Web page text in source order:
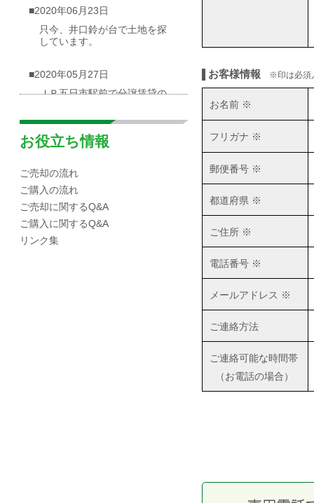
■2020年06月23日
只今、井口鈴が台で土地を探
しています。
■2020年05月27日
ＪＲ五日市駅前で分譲賃貸の
■2020年05月03日
ョンの概要
■2020年04月30日
☆海が見渡せる一戸建て（売
却物件）を募集しています！
お役立ち情報
ご売却の流れ
ご購入の流れ
ご売却に関するQ&A
ご購入に関するQ&A
リンク集
お客様情報 ※印は必須
お名前 ※
フリガナ ※
郵便番号 ※
都道府県 ※
ご住所 ※
電話番号 ※
メールアドレス ※
ご連絡方法
ご連絡可能な時間帯
（お電話の場合）